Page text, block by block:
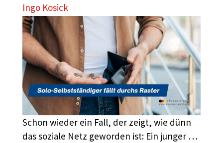
Ingo Kosick
Schon wieder ein Fall, der zeigt, wie dünn
das soziale Netz geworden ist: Ein junger …